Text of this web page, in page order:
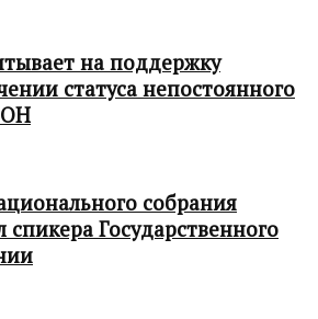
на поддержку
статуса непостоянного
собрания
Государственного